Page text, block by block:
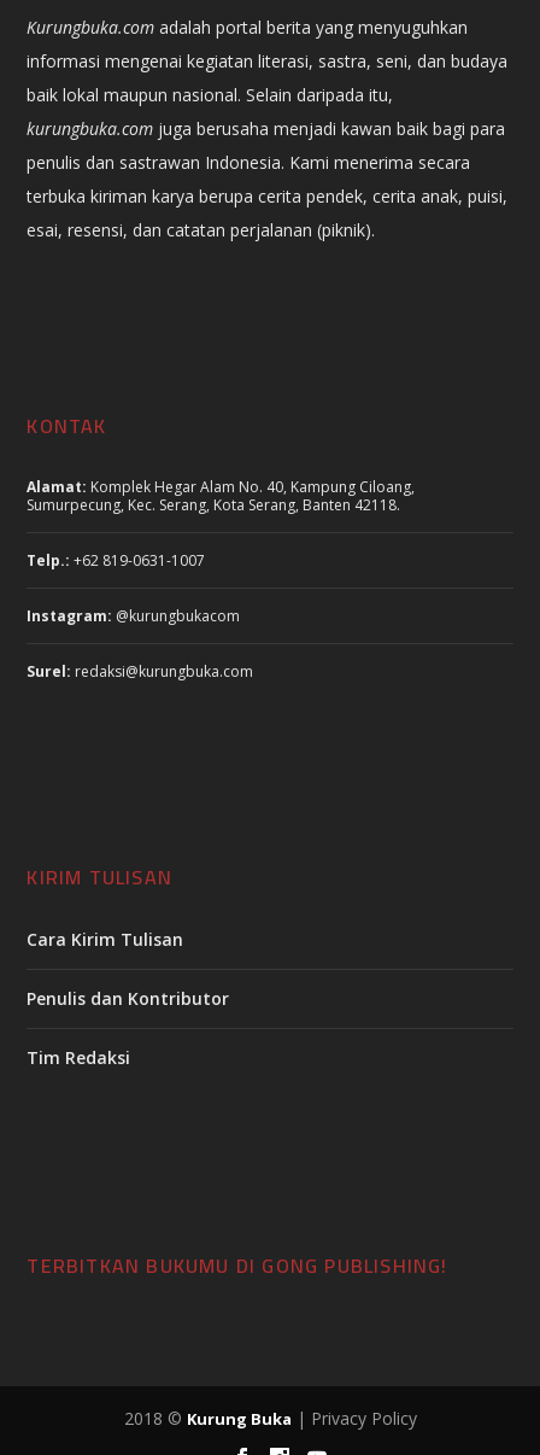
Kurungbuka.com adalah portal berita yang menyuguhkan
informasi mengenai kegiatan literasi, sastra, seni, dan budaya
baik lokal maupun nasional. Selain daripada itu,
kurungbuka.com juga berusaha menjadi kawan baik bagi para
penulis dan sastrawan Indonesia. Kami menerima secara
terbuka kiriman karya berupa cerita pendek, cerita anak, puisi,
esai, resensi, dan catatan perjalanan (piknik).
KONTAK
Alamat: Komplek Hegar Alam No. 40, Kampung Ciloang,
Sumurpecung, Kec. Serang, Kota Serang, Banten 42118.
Telp.: +62 819-0631-1007
Instagram: @kurungbukacom
Surel: redaksi@kurungbuka.com
KIRIM TULISAN
Cara Kirim Tulisan
Penulis dan Kontributor
Tim Redaksi
TERBITKAN BUKUMU DI GONG PUBLISHING!
2018 © Kurung Buka | Privacy Policy